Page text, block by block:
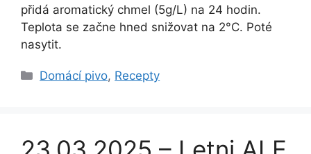
přidá aromatický chmel (5g/L) na 24 hodin.
Teplota se začne hned snižovat na 2°C. Poté
nasytit.
Rubriky
Domácí pivo, Recepty